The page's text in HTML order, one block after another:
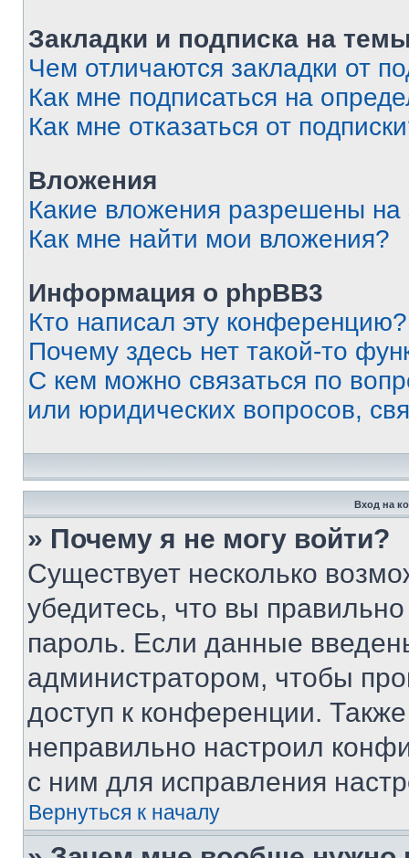
Закладки и подписка на
Чем отличаются закладки от
Как мне подписаться на
Как мне отказаться от
Вложения
Какие вложения разрешены
Как мне найти мои вложения?
Информация о phpBB3
Кто написал эту конференцию?
Почему здесь нет такой-то
С кем можно связаться по
или юридических вопросов,
Вход на
» Почему я не могу войти?
Существует несколько
убедитесь, что вы
пароль. Если данные
администратором, чтобы
доступ к конференции.
неправильно настроил
с ним для исправления
Вернуться к началу